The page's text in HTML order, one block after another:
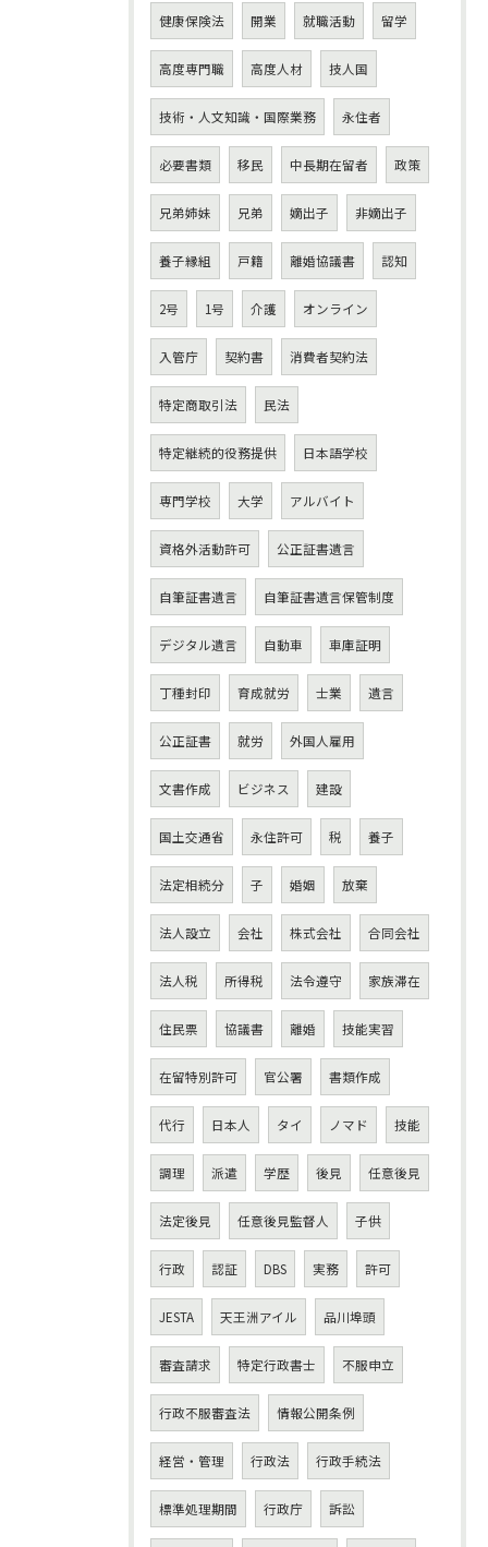
健康保険法 開業 就職活動 留学
高度専門職 高度人材 技人国
技術・人文知識・国際業務 永住者
必要書類 移民 中長期在留者 政策
兄弟姉妹 兄弟 嫡出子 非嫡出子
養子縁組 戸籍 離婚協議書 認知
2号 1号 介護 オンライン
入管庁 契約書 消費者契約法
特定商取引法 民法
特定継続的役務提供 日本語学校
専門学校 大学 アルバイト
資格外活動許可 公正証書遺言
自筆証書遺言 自筆証書遺言保管制度
デジタル遺言 自動車 車庫証明
丁種封印 育成就労 士業 遺言
公正証書 就労 外国人雇用
文書作成 ビジネス 建設
国土交通省 永住許可 税 養子
法定相続分 子 婚姻 放棄
法人設立 会社 株式会社 合同会社
法人税 所得税 法令遵守 家族滞在
住民票 協議書 離婚 技能実習
在留特別許可 官公署 書類作成
代行 日本人 タイ ノマド 技能
調理 派遣 学歴 後見 任意後見
法定後見 任意後見監督人 子供
行政 認証 DBS 実務 許可
JESTA 天王洲アイル 品川埠頭
審査請求 特定行政書士 不服申立
行政不服審査法 情報公開条例
経営・管理 行政法 行政手続法
標準処理期間 行政庁 訴訟